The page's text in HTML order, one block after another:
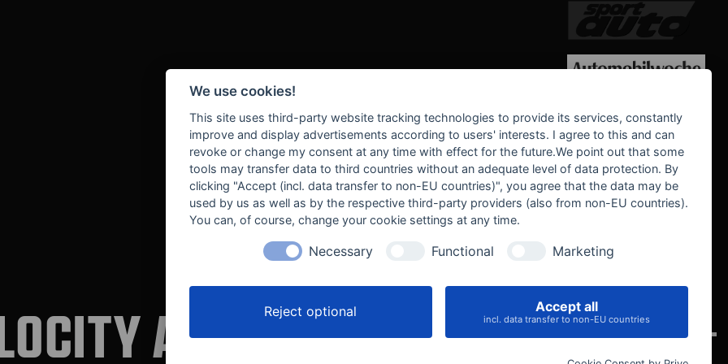
WE SUPPORT
AUTOMOTIVE
We use cookies!
This site uses third-party website tracking technologies to provide its services, constantly
improve and display advertisements according to users' interests. I agree to this and can
revoke or change my consent at any time with effect for the future.We point out that some
tools may transfer data to third countries without an adequate level of data protection. By
clicking "Accept (incl. data transfer to non-EU countries)", you agree that the data may be
used by us as well as by the respective third-party providers (also from non-EU countries).
You can, of course, change your cookie settings at any time.
Necessary Functional Marketing
Reject optional Accept all
incl. data transfer to non-EU countries